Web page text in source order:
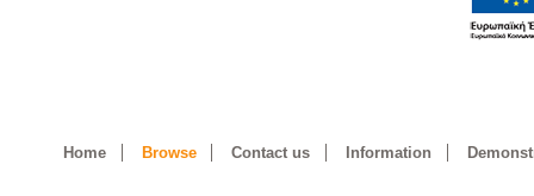
Home Browse Contact us Information